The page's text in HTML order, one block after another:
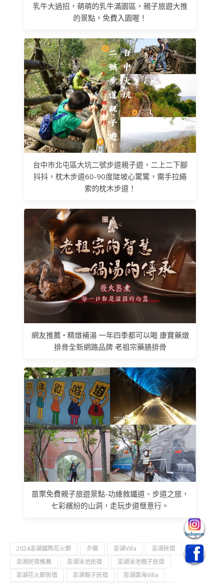
乳牛大過招，萌萌的乳牛滿園區，親子旅遊大推
的景點，免費入園喔！
台中市北屯區大坑二號步道親子遊，二上二下腳
抖抖，枕木步道60-90度陡坡心驚驚，需手拉繩
索的枕木步道！
網友推薦 • 精燉補湯 一年四季都可以喝 康寶藥燉
排骨全新網路品牌 老祖宗藥膳排骨
苗栗免費親子旅遊景點-功維敘鐵道、步道之旅，
七彩繽紛的山洞，走玩步道愜意行。
2024澎湖國際花火節 夕陽 澎湖Villa
澎湖民宿
澎湖民宿推薦
澎湖泳池民宿
澎湖泳池親子民宿
澎湖花火節民宿
澎湖親子民宿
澎湖面海Villa